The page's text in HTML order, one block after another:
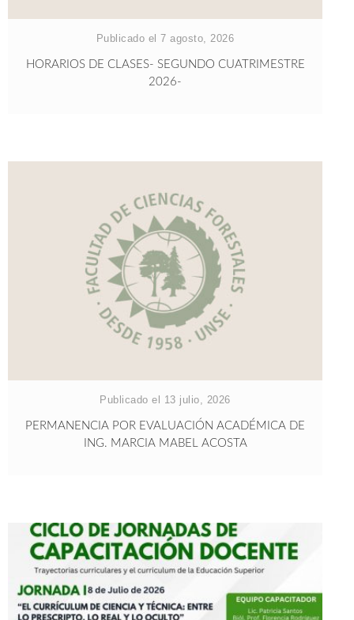
Publicado el 7 agosto, 2026
HORARIOS DE CLASES- SEGUNDO CUATRIMESTRE
2026-
Publicado el 13 julio, 2026
PERMANENCIA POR EVALUACIÓN ACADÉMICA DE
ING. MARCIA MABEL ACOSTA